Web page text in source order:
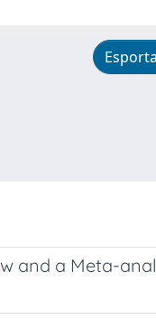
and a Meta-